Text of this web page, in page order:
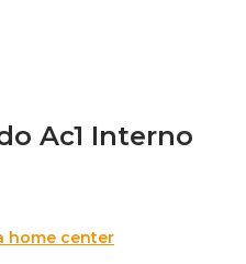
Ac1 Interno
home center